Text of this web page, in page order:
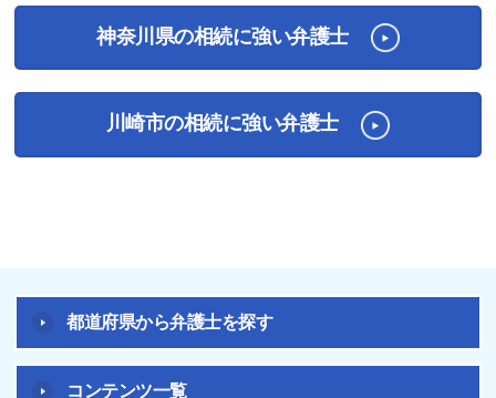
神奈川県の相続に強い弁護士
川崎市の相続に強い弁護士
都道府県から弁護士を探す
コンテンツ一覧